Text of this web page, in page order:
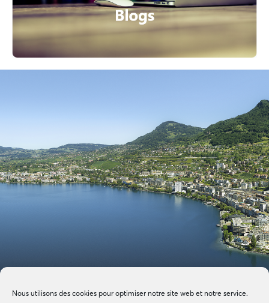
Nous utilisons des cookies pour optimiser notre site web et notre service.